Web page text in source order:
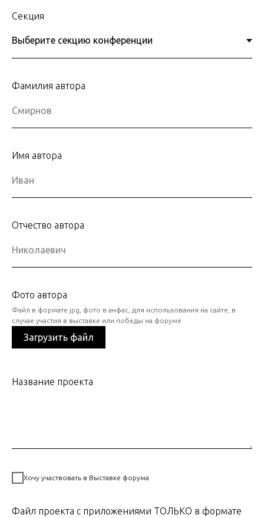
Секция
Фамилия автора
Имя автора
Отчество автора
Фото автора
Файл в формате jpg, фото в анфас, для использования на сайте, в
случае участия в выставке или победы на форуме
Загрузить файл
Название проекта
Хочу участвовать в Выставке форума
Файл проекта с приложениями ТОЛЬКО в формате